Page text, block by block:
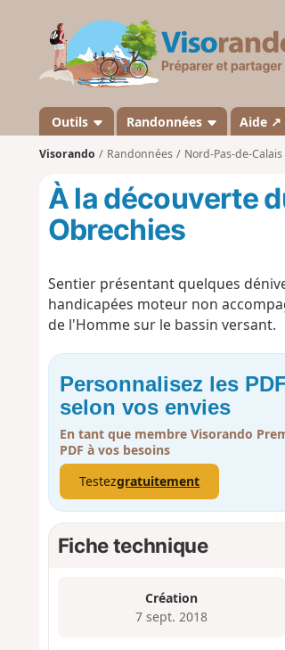
Outils Randonnées Aide ↗
Visorando Randonnées Nord-Pas-de-Calais
À la découverte
Obrechies
Sentier présentant quelques
handicapées moteur non
de l'Homme sur le bassin versant.
Personnalisez les
selon vos envies
En tant que membre Visorando
PDF à vos besoins
Testezgratuitement
Fiche technique
Création
7 sept. 2018